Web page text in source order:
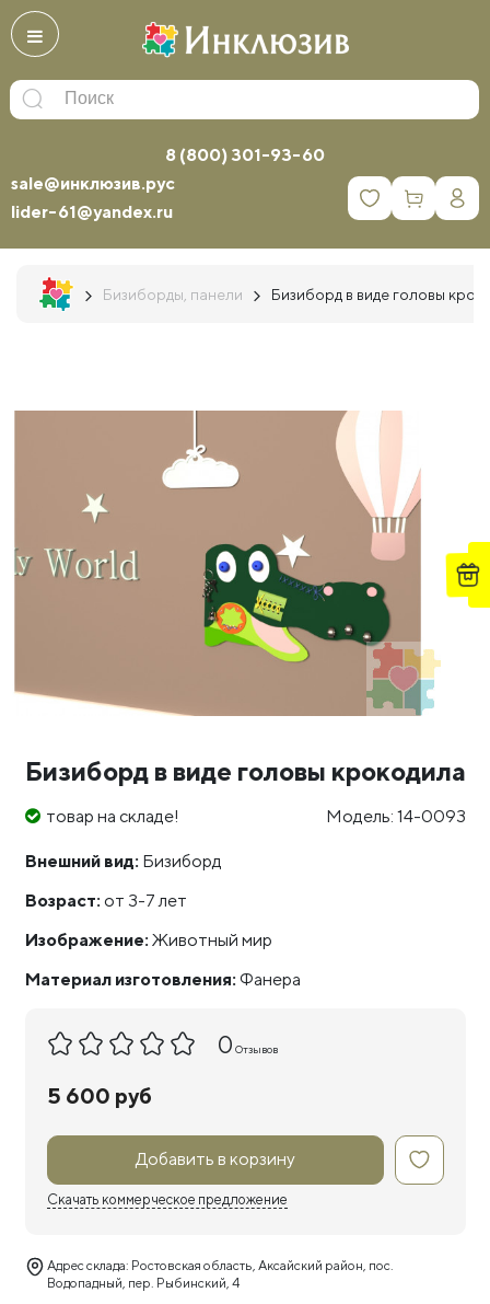
8 (800) 301-93-60
sale@инклюзив.рус
lider-61@yandex.ru
0
Бизиборды, панели Бизиборд в виде головы
Бизиборд в виде головы крокодила
товар на складе! Модель: 14-0093
Внешний вид: Бизиборд
Возраст: от 3-7 лет
Изображение: Животный мир
Материал изготовления: Фанера
0 Отзывов
5 600 руб
Добавить в корзину
Скачать коммерческое предложение
Адрес склада: Ростовская область, Аксайский район, пос.
Водопадный, пер. Рыбинский, 4